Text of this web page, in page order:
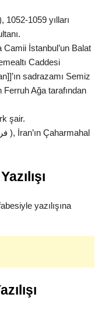
1059 yılları
Camii İstanbul’un Balat
Caddesi
sadrazamı Semiz
Ferruh Ağa tarafından
şair.
yazılışına